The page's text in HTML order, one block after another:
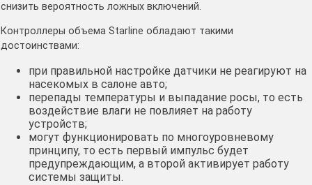
снизить вероятность ложных включений.
Контроллеры объема Starline обладают такими
достоинствами:
при правильной настройке датчики не реагируют на
насекомых в салоне авто;
перепады температуры и выпадание росы, то есть
воздействие влаги не повлияет на работу
устройств;
могут функционировать по многоуровневому
принципу, то есть первый импульс будет
предупреждающим, а второй активирует работу
системы защиты.